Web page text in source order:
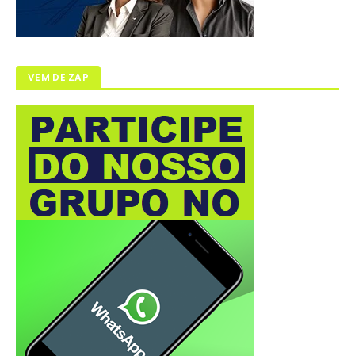
VEM DE ZAP